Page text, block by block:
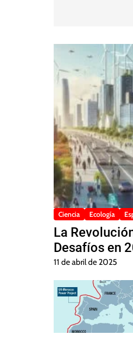
Ciencia Ecología
La
Desafíos en
11 de abril de 2025